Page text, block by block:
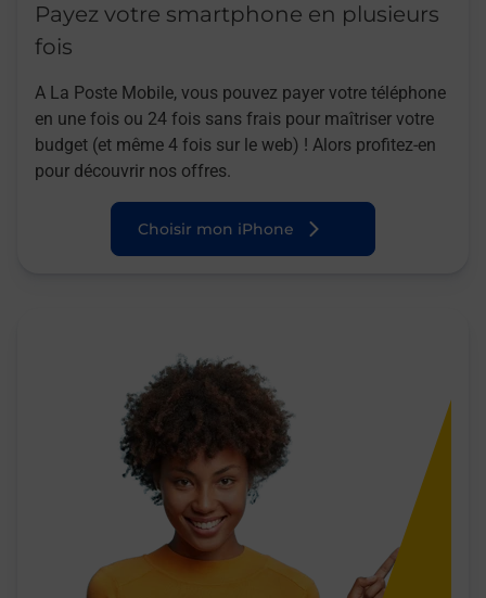
Payez votre smartphone en plusieurs
fois
A La Poste Mobile, vous pouvez payer votre téléphone
en une fois ou 24 fois sans frais pour maîtriser votre
budget (et même 4 fois sur le web) ! Alors profitez-en
pour découvrir nos offres.
Choisir mon iPhone